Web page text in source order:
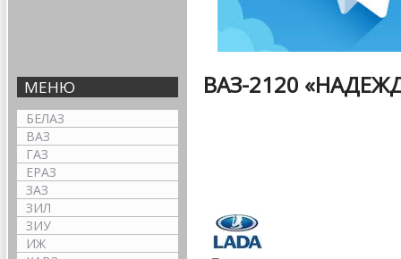
МЕНЮ
БЕЛАЗ
ВАЗ
ГАЗ
ЕРАЗ
ЗАЗ
ЗИЛ
ЗИУ
ИЖ
ВАЗ-2120